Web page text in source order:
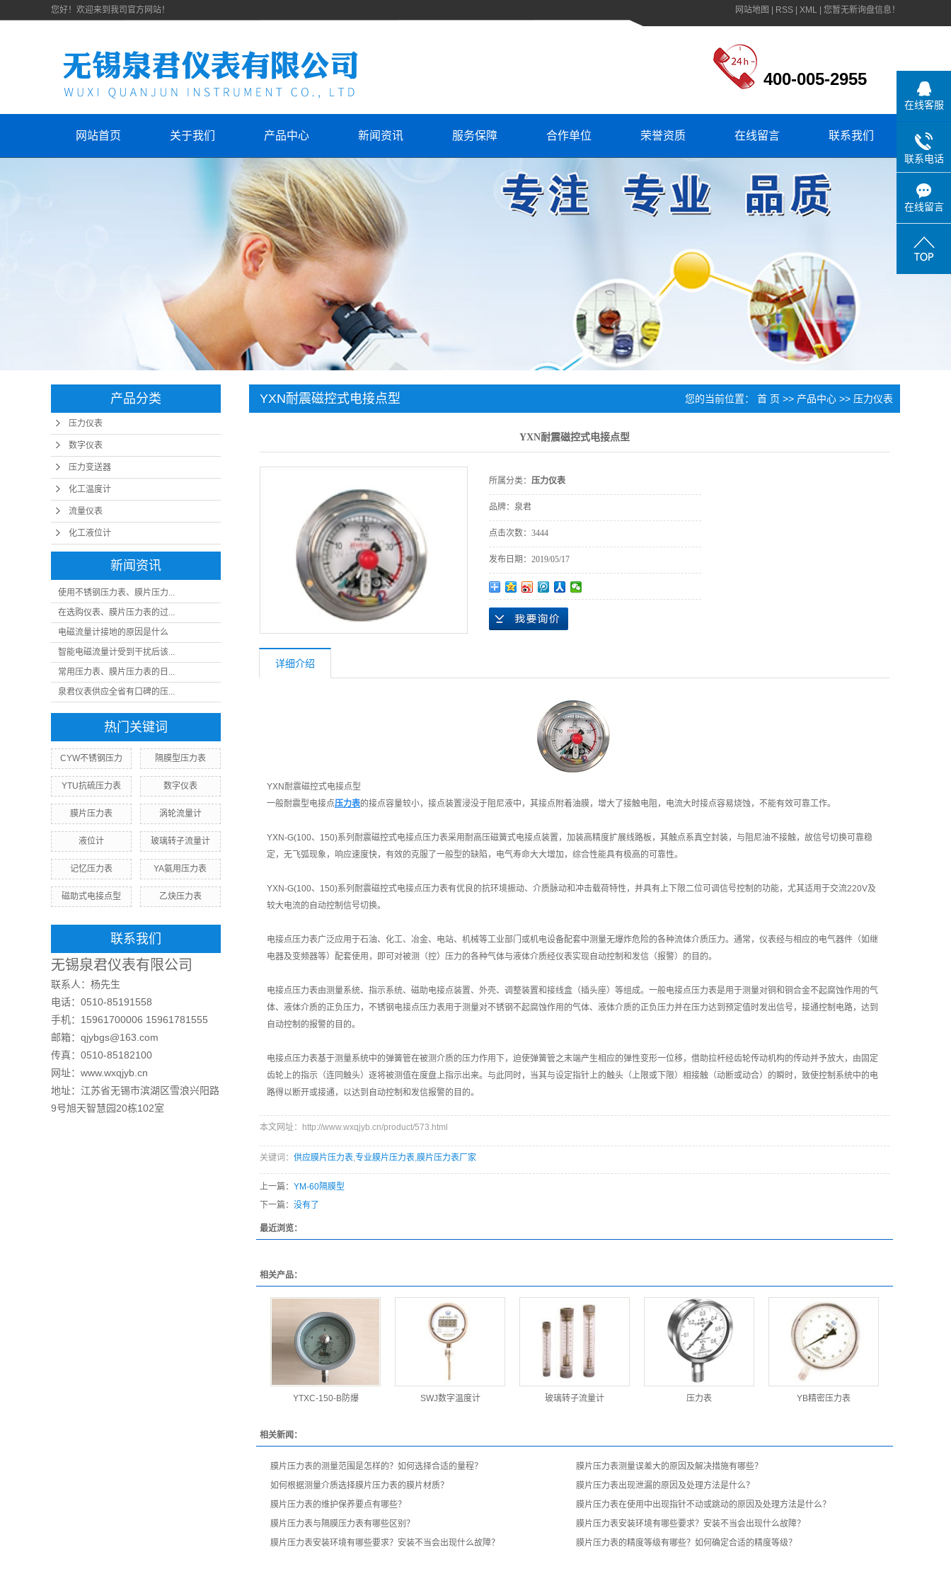
您好！欢迎来到我司官方网站！ 网站地图 RSS XML 您暂无新询盘信息！
400-005-2955
网站首页 关于我们 产品中心
压力仪表
数字仪表
压力变送器
化工温度计
流量仪表
新闻资讯 服务保障 合作单位
合作单位
荣誉资质 在线留言 联系我们
产品分类
压力仪表
数字仪表
压力变送器
化工温度计
流量仪表
化工液位计
新闻资讯
使用不锈钢压力表、膜片压力...
在选购仪表、膜片压力表的过...
电磁流量计接地的原因是什么
智能电磁流量计受到干扰后该...
常用压力表、膜片压力表的日...
泉君仪表供应全省有口碑的压...
热门关键词
CYW不锈钢压力 隔膜型压力表
YTU抗硫压力表 数字仪表
膜片压力表 涡轮流量计
液位计 玻璃转子流量计
记忆压力表 YA氨用压力表
磁助式电接点型 乙炔压力表
联系我们
无锡泉君仪表有限公司
联系人：杨先生
电话：0510-85191558
手机：15961700006 15961781555
邮箱：qjybgs@163.com
传真：0510-85182100
网址：www.wxqjyb.cn
地址：江苏省无锡市滨湖区雪浪兴阳路
9号旭天智慧园20栋102室
YXN耐震磁控式电接点型 您的当前位置： 首 页 >> 产品中心 >> 压力仪表
YXN耐震磁控式电接点型
所属分类： 压力仪表
品牌： 泉君
点击次数： 3444
发布日期： 2019/05/17
详细介绍
YXN耐震磁控式电接点型
一般耐震型电接点压力表的接点容量较小，接点装置浸没于阻尼液中，其接点附着油膜，增大了接触电阻，电流大时接点容易烧蚀，不能有效可靠工作。
YXN-G(100、150)系列耐震磁控式电接点压力表采用耐高压磁簧式电接点装置，加装高精度扩展线路板，其触点系真空封装，与阻尼油不接触，故信号切换可靠稳
定，无飞弧现象，响应速度快，有效的克服了一般型的缺陷，电气寿命大大增加，综合性能具有极高的可靠性。
YXN-G(100、150)系列耐震磁控式电接点压力表有优良的抗环境振动、介质脉动和冲击载荷特性，并具有上下限二位可调信号控制的功能，尤其适用于交流220V及
较大电流的自动控制信号切换。
电接点压力表广泛应用于石油、化工、冶金、电站、机械等工业部门或机电设备配套中测量无爆炸危险的各种流体介质压力。通常，仪表经与相应的电气器件（如继
电器及变频器等）配套使用，即可对被测（控）压力的各种气体与液体介质经仪表实现自动控制和发信（报警）的目的。
电接点压力表由测量系统、指示系统、磁助电接点装置、外壳、调整装置和接线盒（插头座）等组成。一般电接点压力表是用于测量对铜和铜合金不起腐蚀作用的气
体、液体介质的正负压力，不锈钢电接点压力表用于测量对不锈钢不起腐蚀作用的气体、液体介质的正负压力并在压力达到预定值时发出信号，接通控制电路，达到
自动控制的报警的目的。
电接点压力表基于测量系统中的弹簧管在被测介质的压力作用下，迫使弹簧管之末端产生相应的弹性变形一位移，借助拉杆经齿轮传动机构的传动并予放大，由固定
齿轮上的指示（连同触头）逐将被测值在度盘上指示出来。与此同时，当其与设定指针上的触头（上限或下限）相接触（动断或动合）的瞬时，致使控制系统中的电
路得以断开或接通，以达到自动控制和发信报警的目的。
本文网址：http://www.wxqjyb.cn/product/573.html
关键词： 供应膜片压力表,专业膜片压力表,膜片压力表厂家
上一篇： YM-60隔膜型
下一篇： 没有了
最近浏览：
相关产品：
YTXC-150-B防爆 SWJ数字温度计 玻璃转子流量计 压力表 YB精密压力表
相关新闻：
膜片压力表的测量范围是怎样的？如何选择合适的量程？
膜片压力表测量误差大的原因及解决措施有哪些？
如何根据测量介质选择膜片压力表的膜片材质？
膜片压力表出现泄漏的原因及处理方法是什么？
膜片压力表的维护保养要点有哪些？
膜片压力表在使用中出现指针不动或跳动的原因及处理方法是什么？
膜片压力表与隔膜压力表有哪些区别？
膜片压力表安装环境有哪些要求？安装不当会出现什么故障？
膜片压力表安装环境有哪些要求？安装不当会出现什么故障？
膜片压力表的精度等级有哪些？如何确定合适的精度等级？
在线客服
联系电话
在线留言